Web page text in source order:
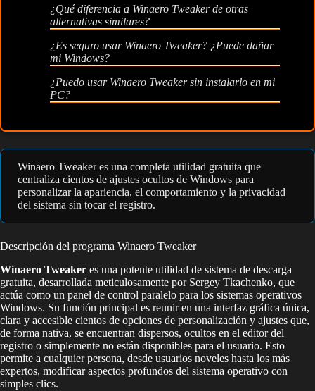
¿Qué diferencia a Winaero Tweaker de otras
alternativas similares?
¿Es seguro usar Winaero Tweaker? ¿Puede dañar
mi Windows?
¿Puedo usar Winaero Tweaker sin instalarlo en mi
PC?
Winaero Tweaker es una completa utilidad gratuita que
centraliza cientos de ajustes ocultos de Windows para
personalizar la apariencia, el comportamiento y la privacidad
del sistema sin tocar el registro.
Descripción del programa Winaero Tweaker
Winaero Tweaker es una potente utilidad de sistema de descarga
gratuita, desarrollada meticulosamente por Sergey Tkachenko, que
actúa como un panel de control paralelo para los sistemas operativos
Windows. Su función principal es reunir en una interfaz gráfica única,
clara y accesible cientos de opciones de personalización y ajustes que,
de forma nativa, se encuentran dispersos, ocultos en el editor del
registro o simplemente no están disponibles para el usuario. Esto
permite a cualquier persona, desde usuarios noveles hasta los más
expertos, modificar aspectos profundos del sistema operativo con
simples clics.